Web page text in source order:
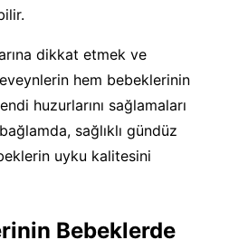
dikkat etmek ve
hem bebeklerinin
huzurlarını sağlamaları
sağlıklı gündüz
uyku kalitesini
Bebeklerde